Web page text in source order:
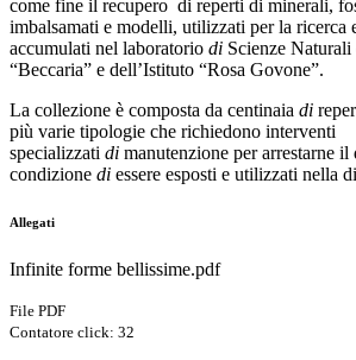
come fine il recupero di reperti di minerali,
imbalsamati e modelli, utilizzati per la ricerca
accumulati nel laboratorio di Scienze
“Beccaria” e dell’Istituto “Rosa Govone”.
La collezione è composta da centinaia di
più varie tipologie che richiedono interventi
specializzati di manutenzione per arrestarne
condizione di essere esposti e utilizzati nella
Allegati
Infinite forme bellissime.pdf
File PDF
Contatore click: 32